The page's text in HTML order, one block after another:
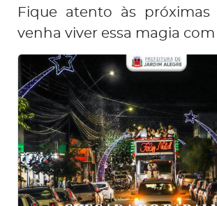
Fique atento às próximas
venha viver essa magia